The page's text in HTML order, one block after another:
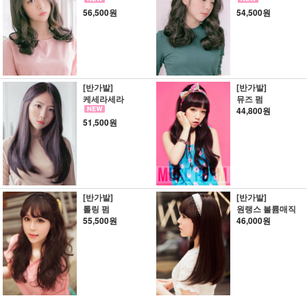
56,500원
54,500원
[반가발]
케세라세라
51,500원
[반가발]
뮤즈 펌
44,800원
[반가발]
롤링 펌
55,500원
[반가발]
원랭스 볼륨매직
46,000원